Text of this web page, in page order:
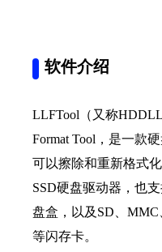
软件介绍
LLFTool（又称
Format Tool，是一款
可以擦除和重新格式
SSD硬盘驱动器，也
盘盒，以及SD、MMC
等闪存卡。